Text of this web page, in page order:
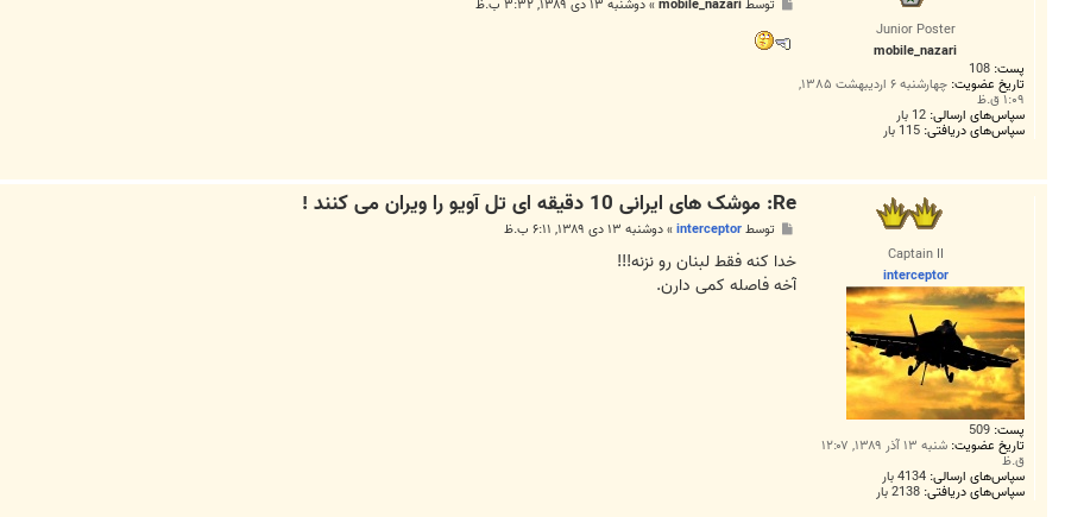
Junior Poster
mobile_nazari
پست: 108
تاریخ عضویت: چهارشنبه ۶ اردیبهشت ۱۳۸۵,
۱:۰۹ ق.ظ
سپاس‌های ارسالی: 12 بار
سپاس‌های دریافتی: 115 بار
ت
Captain II
interceptor
پست: 509
تاریخ عضویت: شنبه ۱۳ آذر ۱۳۸۹, ۱۲:۰۷
ق.ظ
سپاس‌های ارسالی: 4134 بار
سپاس‌های دریافتی: 2138 بار
Re: موشک های ایرانی 10 دقیقه ای تل آویو را ویران می کنند !
ت
توسطinterceptor
»دوشنبه ۱۳ دی ۱۳۸۹, ۶:۱۱ ب.ظ
خدا کنه فقط لبنان رو نزنه!!!
آخه فاصله کمی دارن.